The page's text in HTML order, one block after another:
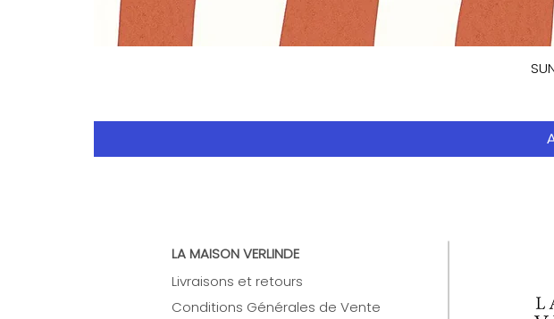
LA MAISON VERLINDE
Livraisons et retours
Conditions Générales de Vente